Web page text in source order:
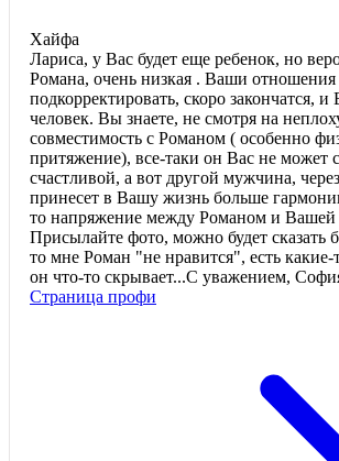
Хайфа
Лариса, у Вас будет еще ребенок, но
Романа, очень низкая . Ваши отношения
подкорректировать, скоро закончатся,
человек. Вы знаете, не смотря на
совместимость с Романом ( особенно
притяжение), все-таки он Вас не может
счастливой, а вот другой мужчина,
принесет в Вашу жизнь больше
то напряжение между Романом и Вашей
Присылайте фото, можно будет сказать
то мне Роман "не нравится", есть
он что-то скрывает...С уважением,
Страница профи